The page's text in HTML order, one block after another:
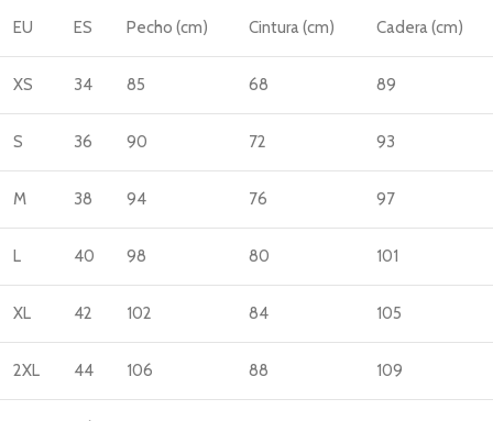
EU ES Pecho (cm) Cintura (cm) Cadera (cm)
XS 34 85 68 89
S 36 90 72 93
M 38 94 76 97
L 40 98 80 101
XL 42 102 84 105
2XL 44 106 88 109